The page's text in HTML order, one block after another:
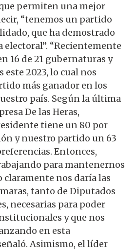
permiten una mejor
“tenemos un partido
que ha demostrado
electoral”. “Recientemente
16 de 21 gubernaturas y
este 2023, lo cual nos
más ganador en los
país. Según la última
De las Heras,
tiene un 80 por
y nuestro partido un 63
Entonces,
para mantenernos
claramente nos daría las
tanto de Diputados
necesarias para poder
y que nos
en esta
Asimismo, el líder